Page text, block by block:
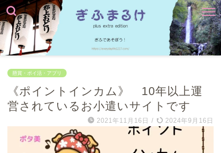
懸賞・ポイ活・アプリ
《ポイントインカム》 10年以上運
営されているお小遣いサイトです
2021年11月16日 / 2024年9月16日